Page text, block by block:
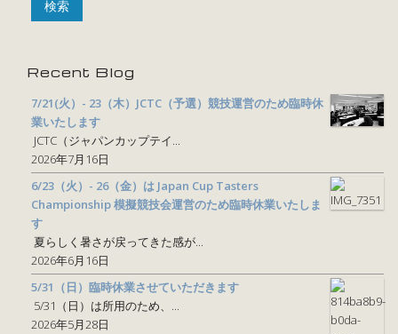
Recent Blog
7/21(火）- 23（木）JCTC（予選）競技運営のため臨時休
業いたします
JCTC（ジャパンカップテイ...
2026年7月16日
6/23（火）- 26（金）は Japan Cup Tasters
Championship 模擬競技会運営のため臨時休業いたしま
す
夏らしく暑さが戻ってきた感が...
2026年6月16日
5/31（日）臨時休業させていただきます
5/31（日）は所用のため、...
2026年5月28日